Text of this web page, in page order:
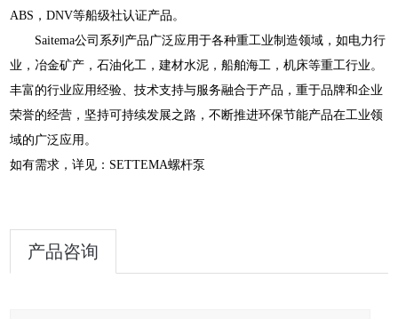
ABS，DNV等船级社认证产品。
Saitema公司系列产品广泛应用于各种重工业制造领域，如电力行
业，冶金矿产，石油化工，建材水泥，船舶海工，机床等重工行业。
丰富的行业应用经验、技术支持与服务融合于产品，重于品牌和企业
荣誉的经营，坚持可持续发展之路，不断推进环保节能产品在工业领
域的广泛应用。
如有需求，详见：SETTEMA螺杆泵
产品咨询